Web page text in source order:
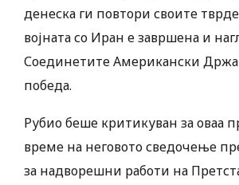
денеска ги повтори своите
војната со Иран е завршена и
Соединетите Американски
победа.
Рубио беше критикуван за оваа
време на неговото сведочење
за надворешни работи на